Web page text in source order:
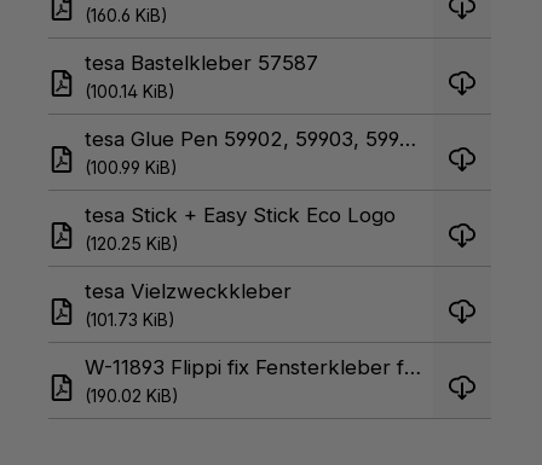
(160.6 KiB)
tesa Bastelkleber 57587
(100.14 KiB)
tesa Glue Pen 59902, 59903, 59908, 59909
(100.99 KiB)
tesa Stick + Easy Stick Eco Logo
(120.25 KiB)
tesa Vielzweckkleber
(101.73 KiB)
W-11893 Flippi fix Fensterkleber fr Klebepunkte
(190.02 KiB)